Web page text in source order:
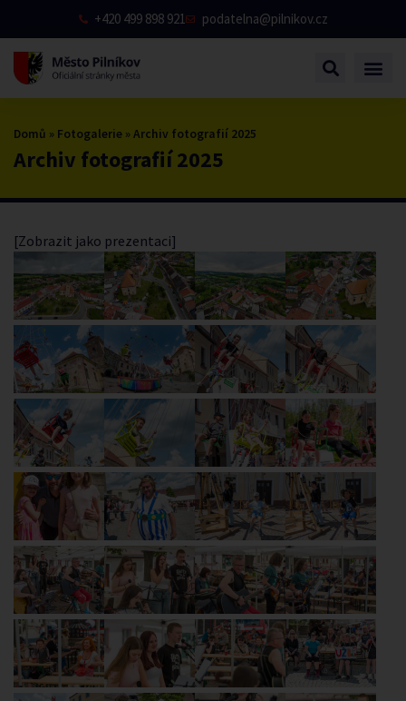
+420 499 898 921 podatelna@pilnikov.cz
Archiv fotografií 2025
Domů » Fotogalerie » Archiv fotografií 2025
[Zobrazit jako prezentaci]